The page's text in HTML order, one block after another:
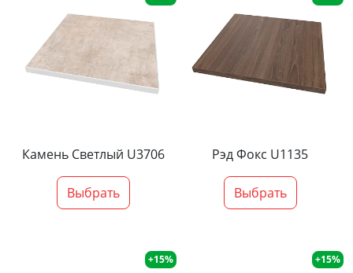
Камень Светлый U3706
Выбрать
Рэд Фокс U1135
Выбрать
+15% +15%